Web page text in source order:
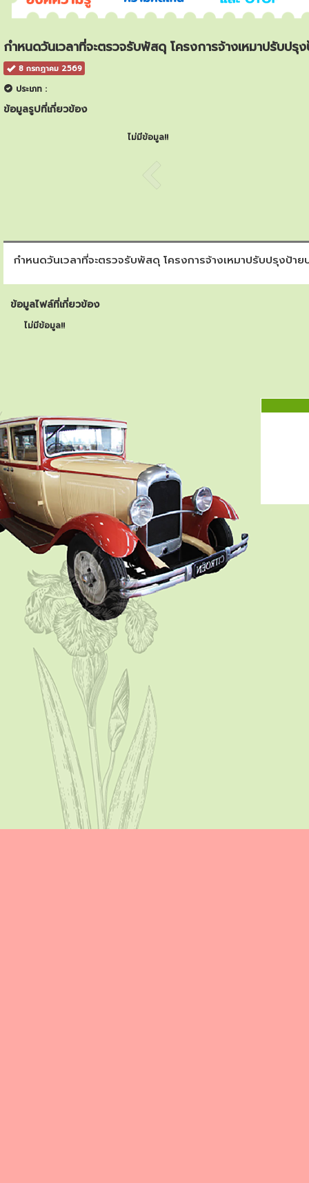
กำหนดวันเวลาที่จะตรวจรับพัสดุ โครงการจ้างเหมาปรับป
8 กรกฎาคม 2569
ประเภท :
ข้อมูลรูปที่เกี่ยวข้อง
ไม่มีข้อมูล!!
กำหนดวันเวลาที่จะตรวจรับพัสดุ โครงการจ้างเหมาปรับปรุงป้
ข้อมูลไฟล์ที่เกี่ยวข้อง
ไม่มีข้อมูล!!